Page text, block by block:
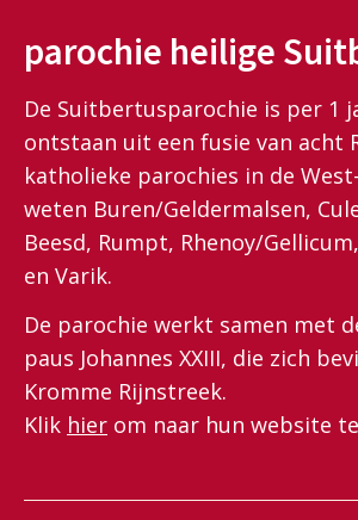
parochie heilige
De Suitbertusparochie is per 1
ontstaan uit een fusie van acht
katholieke parochies in de
weten Buren/Geldermalsen,
Beesd, Rumpt, Rhenoy/
en Varik.
De parochie werkt samen met
paus Johannes XXIII, die zich
Kromme Rijnstreek.
Klik hier om naar hun website